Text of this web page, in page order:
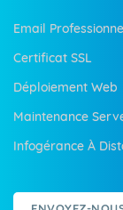
Email
Certificat SSL
Déploiement Web
Maintenance
Infogérance À